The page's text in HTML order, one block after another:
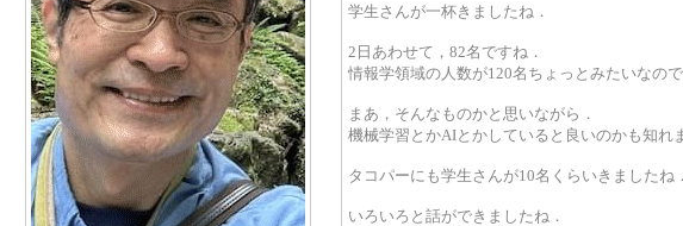
学生さんが一杯きましたね．
2日あわせて，82名ですね．
情報学領域の人数が120名ちょっとみたいなの
まあ，そんなものかと思いながら．
機械学習とかAIとかしていると良いのかも知れ
タコパーにも学生さんが10名くらいきましたね
いろいろと話ができましたね．